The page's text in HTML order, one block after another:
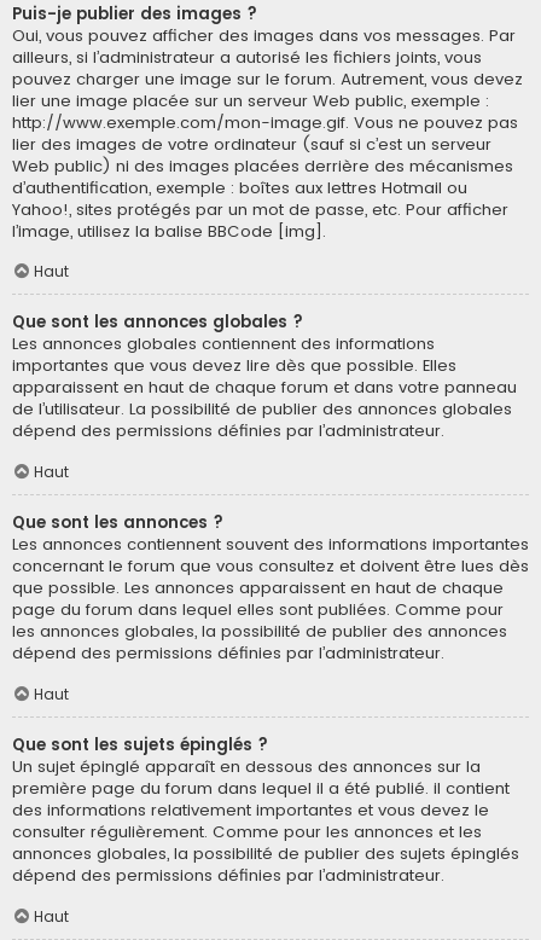
Puis-je publier des images ?
Oui, vous pouvez afficher des images dans vos messages. Par
ailleurs, si l’administrateur a autorisé les fichiers joints, vous
pouvez charger une image sur le forum. Autrement, vous devez
lier une image placée sur un serveur Web public, exemple :
http://www.exemple.com/mon-image.gif. Vous ne pouvez pas
lier des images de votre ordinateur (sauf si c’est un serveur
Web public) ni des images placées derrière des mécanismes
d’authentification, exemple : boîtes aux lettres Hotmail ou
Yahoo!, sites protégés par un mot de passe, etc. Pour afficher
l’image, utilisez la balise BBCode [img].
Haut
Que sont les annonces globales ?
Les annonces globales contiennent des informations
importantes que vous devez lire dès que possible. Elles
apparaissent en haut de chaque forum et dans votre panneau
de l’utilisateur. La possibilité de publier des annonces globales
dépend des permissions définies par l’administrateur.
Haut
Que sont les annonces ?
Les annonces contiennent souvent des informations importantes
concernant le forum que vous consultez et doivent être lues dès
que possible. Les annonces apparaissent en haut de chaque
page du forum dans lequel elles sont publiées. Comme pour
les annonces globales, la possibilité de publier des annonces
dépend des permissions définies par l’administrateur.
Haut
Que sont les sujets épinglés ?
Un sujet épinglé apparaît en dessous des annonces sur la
première page du forum dans lequel il a été publié. il contient
des informations relativement importantes et vous devez le
consulter régulièrement. Comme pour les annonces et les
annonces globales, la possibilité de publier des sujets épinglés
dépend des permissions définies par l’administrateur.
Haut